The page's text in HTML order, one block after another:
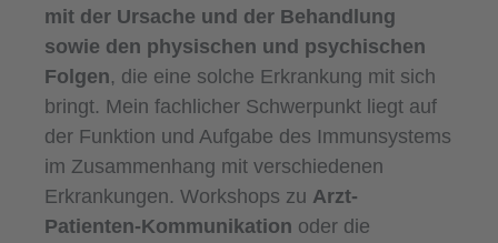
mit der Ursache und der Behandlung
sowie den physischen und psychischen
Folgen, die eine solche Erkrankung mit sich
bringt. Mein fachlicher Schwerpunkt liegt auf
der Funktion und Aufgabe des Immunsystems
im Zusammenhang mit verschiedenen
Erkrankungen. Workshops zu Arzt-
Patienten-Kommunikation oder die